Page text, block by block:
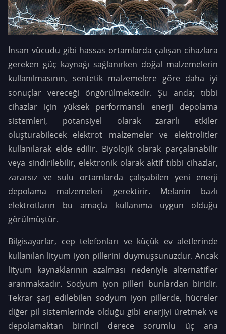
İnsan vücudu gibi hassas ortamlarda çalışan cihazlara
gereken güç kaynağı sağlanırken doğal malzemelerin
kullanılmasının, sentetik malzemelere göre daha iyi
sonuçlar vereceği öngörülmektedir. Şu anda; tıbbi
cihazlar için yüksek performanslı enerji depolama
sistemleri, potansiyel olarak zararlı etkiler
oluşturabilecek elektrot malzemeler ve elektrolitler
kullanılarak elde edilir. Biyolojik olarak parçalanabilir
veya sindirilebilir, elektronik olarak aktif tıbbi cihazlar,
zararsız ve sulu ortamlarda çalışabilen yeni enerji
depolama malzemeleri gerektirir. Melanin bazlı
elektrotların bu amaçla kullanıma uygun olduğu
görülmüştür.
Bilgisayarlar, cep telefonları ve küçük ev aletlerinde
kullanılan lityum iyon pillerini duymuşsunuzdur. Ancak
lityum kaynaklarının azalması nedeniyle alternatifler
aranmaktadır. Sodyum iyon pilleri bunlardan biridir.
Tekrar şarj edilebilen sodyum iyon pillerde, hücreler
diğer pil sistemlerinde olduğu gibi enerjiyi üretmek ve
depolamaktan birincil derece sorumlu üç ana